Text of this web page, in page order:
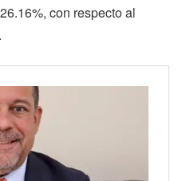
con respecto al